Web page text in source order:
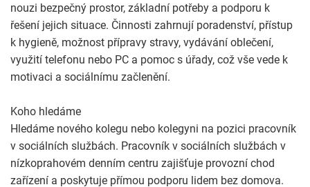
nouzi bezpečný prostor, základní potřeby a podporu k
řešení jejich situace. Činnosti zahrnují poradenství, přístup
k hygieně, možnost přípravy stravy, vydávání oblečení,
využití telefonu nebo PC a pomoc s úřady, což vše vede k
motivaci a sociálnímu začlenění.
Koho hledáme
Hledáme nového kolegu nebo kolegyni na pozici pracovník
v sociálních službách. Pracovník v sociálních službách v
nízkoprahovém denním centru zajišťuje provozní chod
zařízení a poskytuje přímou podporu lidem bez domova.